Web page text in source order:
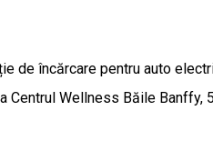
de încărcare pentru auto
Wellness Băile Banffy,